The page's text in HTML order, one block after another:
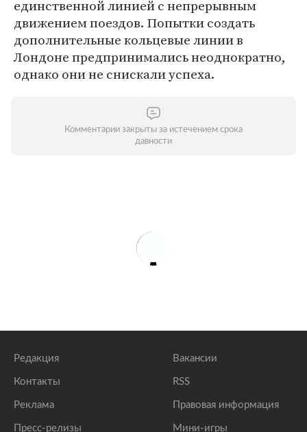
единственной линией с непрерывным
движением поездов. Попытки создать
дополнительные кольцевые линии в
Лондоне предпринимались неоднократно,
однако они не снискали успеха.
Комментарии закрыты за истечением срока
давности
Редакция
Контакты
Реклама
Пресс-релизы
Вакансии
RSS
Правовая информация
Мини-игры